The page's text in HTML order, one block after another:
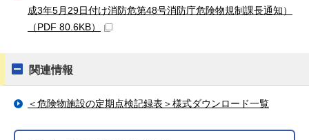
成3年5月29日付け消防危第48号消防庁危険物規制課長通知）
（PDF 80.6KB）
関連情報
＜危険物施設の定期点検記録表＞様式ダウンロード一覧